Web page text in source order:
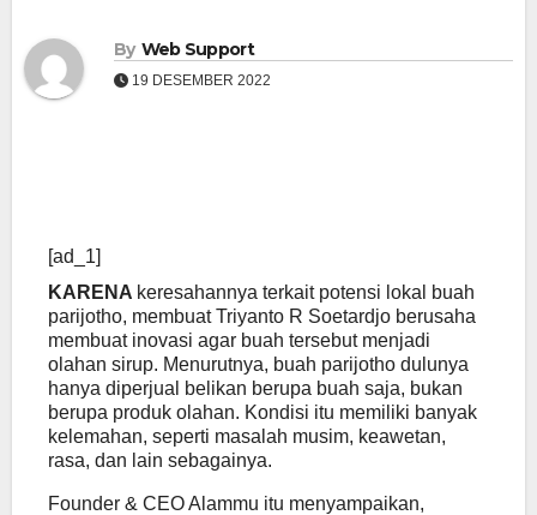
By Web Support
19 DESEMBER 2022
[ad_1]
KARENA keresahannya terkait potensi lokal buah
parijotho, membuat Triyanto R Soetardjo berusaha
membuat inovasi agar buah tersebut menjadi
olahan sirup. Menurutnya, buah parijotho dulunya
hanya diperjual belikan berupa buah saja, bukan
berupa produk olahan. Kondisi itu memiliki banyak
kelemahan, seperti masalah musim, keawetan,
rasa, dan lain sebagainya.
Founder & CEO Alammu itu menyampaikan,